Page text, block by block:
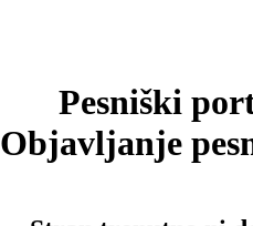
Pesniški
Objavljanje